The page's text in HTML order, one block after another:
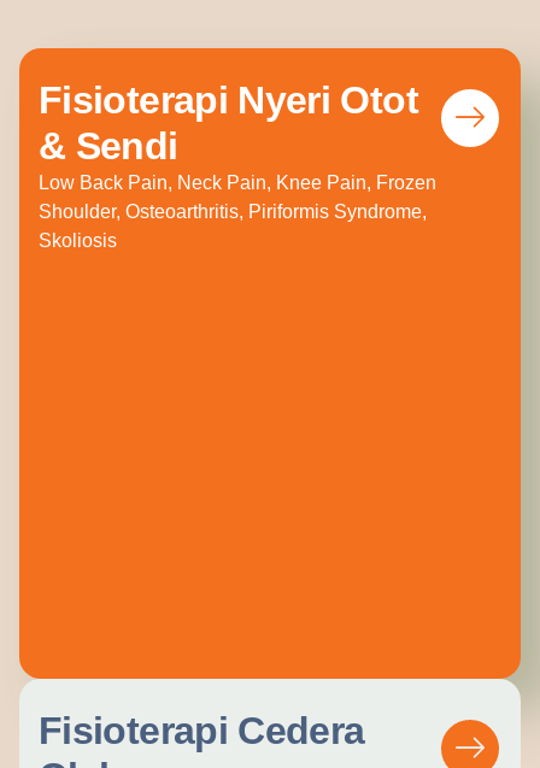
Fisioterapi Nyeri Otot
& Sendi
Low Back Pain, Neck Pain, Knee Pain, Frozen
Shoulder, Osteoarthritis, Piriformis Syndrome,
Skoliosis
Fisioterapi Cedera